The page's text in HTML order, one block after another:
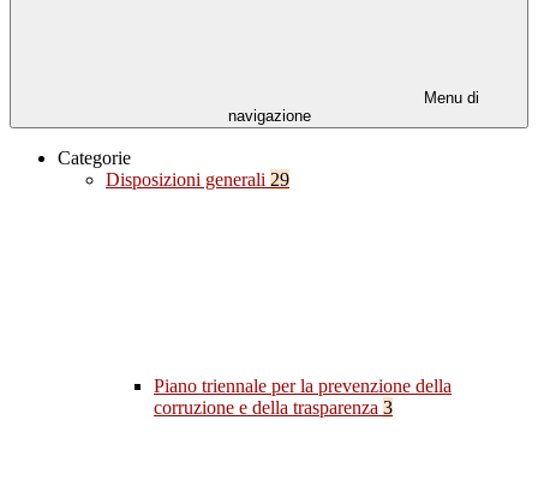
Menu di
navigazione
Categorie
Disposizioni generali 29
Piano triennale per la prevenzione della
corruzione e della trasparenza 3